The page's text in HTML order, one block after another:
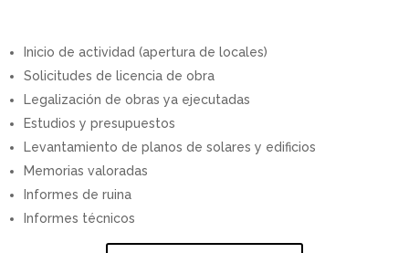
Inicio de actividad (apertura de locales)
Solicitudes de licencia de obra
Legalización de obras ya ejecutadas
Estudios y presupuestos
Levantamiento de planos de solares y edificios
Memorias valoradas
Informes de ruina
Informes técnicos